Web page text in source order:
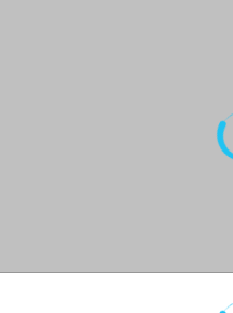
яркая цитрусовая
легкости и
Как пример, в